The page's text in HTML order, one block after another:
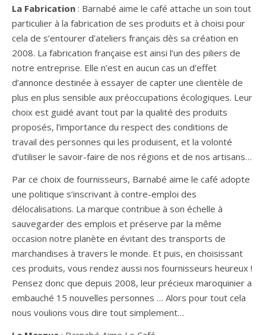
La Fabrication : Barnabé aime le café attache un soin tout
particulier à la fabrication de ses produits et à choisi pour
cela de s’entourer d’ateliers français dès sa création en
2008. La fabrication française est ainsi l’un des piliers de
notre entreprise. Elle n’est en aucun cas un d’effet
d’annonce destinée à essayer de capter une clientèle de
plus en plus sensible aux préoccupations écologiques. Leur
choix est guidé avant tout par la qualité des produits
proposés, l’importance du respect des conditions de
travail des personnes qui les produisent, et la volonté
d’utiliser le savoir-faire de nos régions et de nos artisans…
Par ce choix de fournisseurs, Barnabé aime le café adopte
une politique s’inscrivant à contre-emploi des
délocalisations. La marque contribue à son échelle à
sauvegarder des emplois et préserve par la même
occasion notre planète en évitant des transports de
marchandises à travers le monde. Et puis, en choisissant
ces produits, vous rendez aussi nos fournisseurs heureux !
Pensez donc que depuis 2008, leur précieux maroquinier a
embauché 15 nouvelles personnes … Alors pour tout cela
nous voulions vous dire tout simplement…